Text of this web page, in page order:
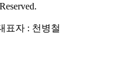
표자 : 천병철